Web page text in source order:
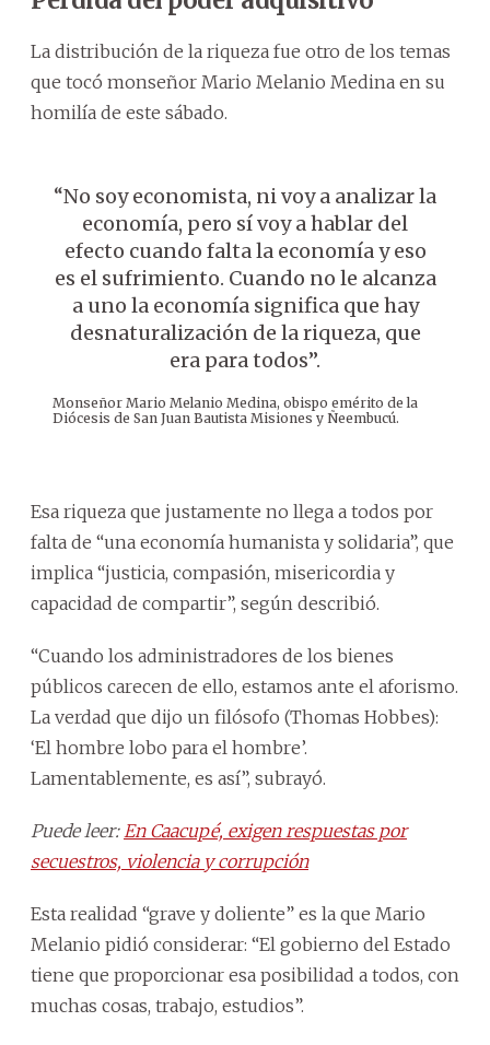
La distribución de la riqueza fue otro de los temas
que tocó monseñor Mario Melanio Medina en su
homilía de este sábado.
“No soy economista, ni voy a analizar la
economía, pero sí voy a hablar del
efecto cuando falta la economía y eso
es el sufrimiento. Cuando no le alcanza
a uno la economía significa que hay
desnaturalización de la riqueza, que
era para todos”.
Monseñor Mario Melanio Medina, obispo emérito de la
Diócesis de San Juan Bautista Misiones y Ñeembucú.
Esa riqueza que justamente no llega a todos por
falta de “una economía humanista y solidaria”, que
implica “justicia, compasión, misericordia y
capacidad de compartir”, según describió.
“Cuando los administradores de los bienes
públicos carecen de ello, estamos ante el aforismo.
La verdad que dijo un filósofo (Thomas Hobbes):
‘El hombre lobo para el hombre’.
Lamentablemente, es así”, subrayó.
Puede leer: En Caacupé, exigen respuestas por
secuestros, violencia y corrupción
Esta realidad “grave y doliente” es la que Mario
Melanio pidió considerar: “El gobierno del Estado
tiene que proporcionar esa posibilidad a todos, con
muchas cosas, trabajo, estudios”.